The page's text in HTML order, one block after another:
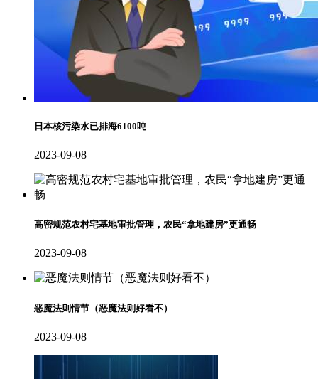
日本核污染水已排海6100吨
2023-09-08
高密规范农村宅基地审批管理，农民“拿地建房”更通畅
2023-09-08
恶魔法则情节（恶魔法则好看不）
2023-09-08